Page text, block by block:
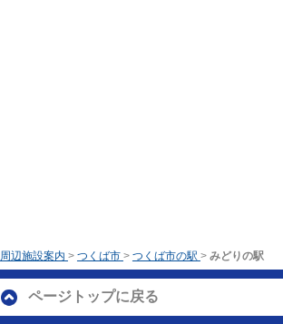
周辺施設案内 > つくば市 > つくば市の駅 > みどりの駅
ページトップに戻る